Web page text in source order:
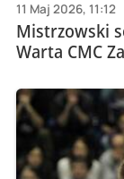
11 Maj 2026, 11:12
Mistrzowski
Warta CMC